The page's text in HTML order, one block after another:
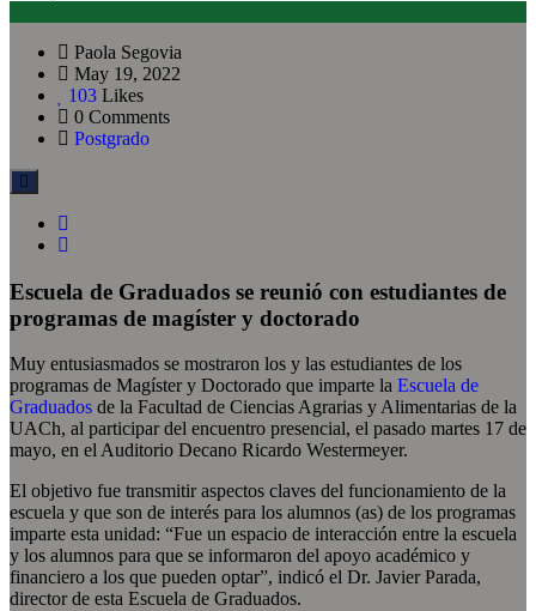
Paola Segovia
May 19, 2022
103 Likes
0 Comments
Postgrado
Escuela de Graduados se reunió con estudiantes de
programas de magíster y doctorado
Muy entusiasmados se mostraron los y las estudiantes de los
programas de Magíster y Doctorado que imparte la Escuela de
Graduados de la Facultad de Ciencias Agrarias y Alimentarias de la
UACh, al participar del encuentro presencial, el pasado martes 17 de
mayo, en el Auditorio Decano Ricardo Westermeyer.
El objetivo fue transmitir aspectos claves del funcionamiento de la
escuela y que son de interés para los alumnos (as) de los programas
imparte esta unidad: “Fue un espacio de interacción entre la escuela
y los alumnos para que se informaron del apoyo académico y
financiero a los que pueden optar”, indicó el Dr. Javier Parada,
director de esta Escuela de Graduados.